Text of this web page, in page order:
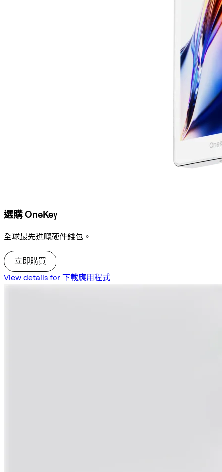
選購 OneKey
全球最先進嘅硬件錢包。
立即購買
View details for 下載應用程式